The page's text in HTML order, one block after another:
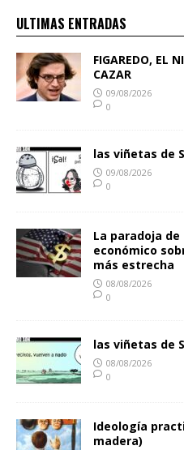
ULTIMAS ENTRADAS
FIGAREDO, EL
CAZAR
09/08/2026
0
las viñetas de
09/08/2026
0
La paradoja
económico
más estrecha
08/08/2026
0
las viñetas de
08/08/2026
0
Ideología
madera)